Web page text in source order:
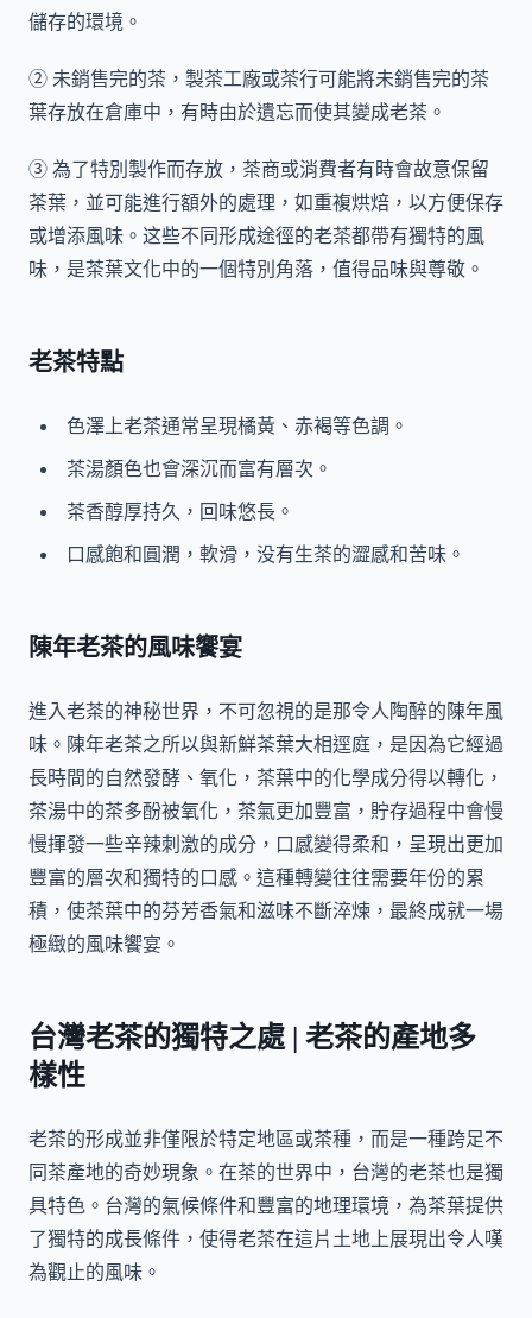
儲存的環境。
② 未銷售完的茶，製茶工廠或茶行可能將未銷售完的茶
葉存放在倉庫中，有時由於遺忘而使其變成老茶。
③ 為了特別製作而存放，茶商或消費者有時會故意保留
茶葉，並可能進行額外的處理，如重複烘焙，以方便保存
或增添風味。这些不同形成途徑的老茶都帶有獨特的風
味，是茶葉文化中的一個特別角落，值得品味與尊敬。
老茶特點
色澤上老茶通常呈現橘黃、赤褐等色調。
茶湯顏色也會深沉而富有層次。
茶香醇厚持久，回味悠長。
口感飽和圓潤，軟滑，没有生茶的澀感和苦味。
陳年老茶的風味饗宴
進入老茶的神秘世界，不可忽視的是那令人陶醉的陳年風
味。陳年老茶之所以與新鮮茶葉大相逕庭，是因為它經過
長時間的自然發酵、氧化，茶葉中的化學成分得以轉化，
茶湯中的茶多酚被氧化，茶氣更加豐富，貯存過程中會慢
慢揮發一些辛辣刺激的成分，口感變得柔和，呈現出更加
豐富的層次和獨特的口感。這種轉變往往需要年份的累
積，使茶葉中的芬芳香氣和滋味不斷淬煉，最終成就一場
極緻的風味饗宴。
台灣老茶的獨特之處 | 老茶的產地多
樣性
老茶的形成並非僅限於特定地區或茶種，而是一種跨足不
同茶產地的奇妙現象。在茶的世界中，台灣的老茶也是獨
具特色。台灣的氣候條件和豐富的地理環境，為茶葉提供
了獨特的成長條件，使得老茶在這片土地上展現出令人嘆
為觀止的風味。